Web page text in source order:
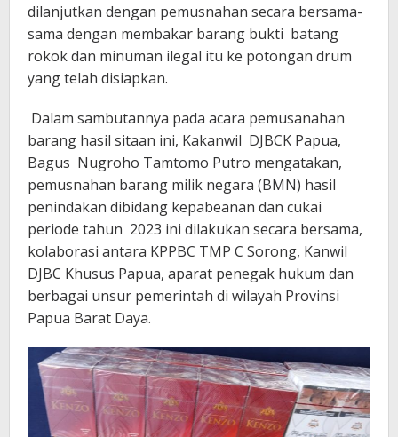
dilanjutkan dengan pemusnahan secara bersama-
sama dengan membakar barang bukti batang
rokok dan minuman ilegal itu ke potongan drum
yang telah disiapkan.
Dalam sambutannya pada acara pemusanahan
barang hasil sitaan ini, Kakanwil DJBCK Papua,
Bagus Nugroho Tamtomo Putro mengatakan,
pemusnahan barang milik negara (BMN) hasil
penindakan dibidang kepabeanan dan cukai
periode tahun 2023 ini dilakukan secara bersama,
kolaborasi antara KPPBC TMP C Sorong, Kanwil
DJBC Khusus Papua, aparat penegak hukum dan
berbagai unsur pemerintah di wilayah Provinsi
Papua Barat Daya.